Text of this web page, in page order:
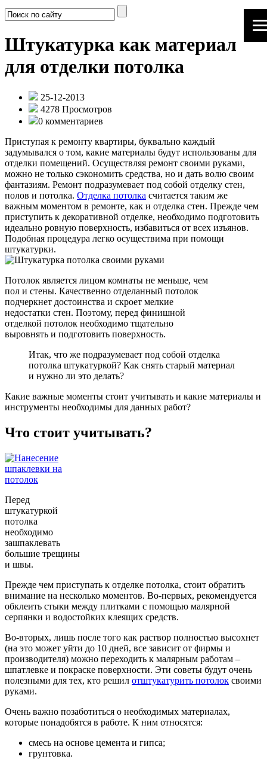
Штукатурка как материал
для отделки потолка
25-12-2013
4278 Просмотров
0 комментариев
Приступая к ремонту квартиры, буквально каждый
задумывался о том, какие материалы будут использованы для
отделки помещений. Осуществляя ремонт своими руками,
можно не только сэкономить средства, но и дать волю своим
фантазиям. Ремонт подразумевает под собой отделку стен,
полов и потолка. Отделка потолка считается таким же
важным моментом в ремонте, как и отделка стен. Прежде чем
приступить к декоративной отделке, необходимо подготовить
идеально ровную поверхность, избавиться от всех изъянов.
Подобная процедура легко осуществима при помощи
штукатурки.
Потолок является лицом комнаты не меньше, чем
пол и стены. Качественно отделанный потолок
подчеркнет достоинства и скроет мелкие
недостатки стен. Поэтому, перед финишной
отделкой потолок необходимо тщательно
выровнять и подготовить поверхность.
Итак, что же подразумевает под собой отделка
потолка штукатуркой? Как снять старый материал
и нужно ли это делать?
Какие важные моменты стоит учитывать и какие материалы и
инструменты необходимы для данных работ?
Что стоит учитывать?
Перед
штукатуркой
потолка
необходимо
зашпаклевать
большие трещины
и швы.
Прежде чем приступать к отделке потолка, стоит обратить
внимание на несколько моментов. Во-первых, рекомендуется
обклеить стыки между плитками с помощью малярной
серпянки и водостойких клеящих средств.
Во-вторых, лишь после того как раствор полностью высохнет
(на это может уйти до 10 дней, все зависит от фирмы и
производителя) можно переходить к малярным работам –
шпатлевке и покраске поверхности. Эти советы будут очень
полезными для тех, кто решил отштукатурить потолок своими
руками.
Очень важно позаботиться о необходимых материалах,
которые понадобятся в работе. К ним относятся:
смесь на основе цемента и гипса;
грунтовка.